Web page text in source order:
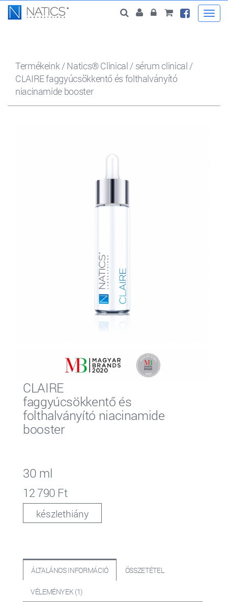
Termékeink/Natics® Clinical / sérum clinical /
CLAIRE faggyúcsökkentő és folthalványító
niacinamide booster
CLAIRE
faggyúcsökkentő és
folthalványító niacinamide
booster
30 ml
12 790 Ft
készlethiány
ÁLTALÁNOS INFORMÁCIÓ ÖSSZETÉTEL
VÉLEMÉNYEK (1)